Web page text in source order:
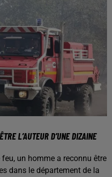
L’AUTEUR D’UNE DIZAINE
un homme a reconnu être
dans le département de la